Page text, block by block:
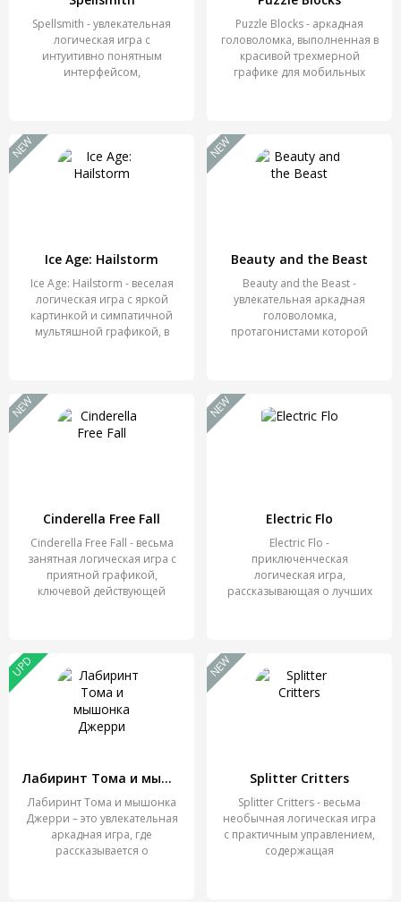
Spellsmith - увлекательная
логическая игра с
интуитивно понятным
интерфейсом,
Puzzle Blocks - аркадная
головоломка, выполненная в
красивой трехмерной
графике для мобильных
Ice Age: Hailstorm
Ice Age: Hailstorm - веселая
логическая игра с яркой
картинкой и симпатичной
мультяшной графикой, в
NEW
Beauty and the Beast
Beauty and the Beast -
увлекательная аркадная
головоломка,
протагонистами которой
NEW
Cinderella Free Fall
Cinderella Free Fall - весьма
занятная логическая игра с
приятной графикой,
ключевой действующей
NEW
Electric Flo
Electric Flo -
приключенческая
логическая игра,
рассказывающая о лучших
NEW
Лабиринт Тома и мышонка Джерри
Лабиринт Тома и мышонка
Джерри – это увлекательная
аркадная игра, где
рассказывается о
UPD
Splitter Critters
Splitter Critters - весьма
необычная логическая игра
с практичным управлением,
содержащая
NEW